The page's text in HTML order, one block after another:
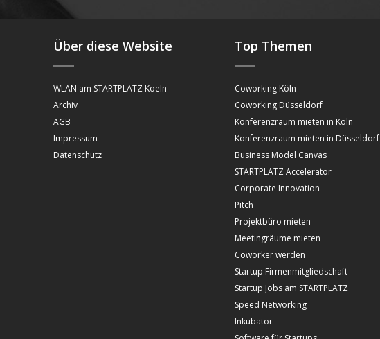
Über diese Website
WLAN am STARTPLATZ Koeln
Archiv
AGB
Impressum
Datenschutz
Top Themen
Coworking Köln
Coworking Düsseldorf
Konferenzraum mieten in Köln
Konferenzraum mieten in Düsseldorf
Business Model Canvas
STARTPLATZ Accelerator
Corporate Innovation
Pitch
Projektbüro mieten
Meetingräume mieten
Coworker werden
Startup Firmenmitgliedschaft
Startup Jobs am STARTPLATZ
Speed Networking
Inkubator